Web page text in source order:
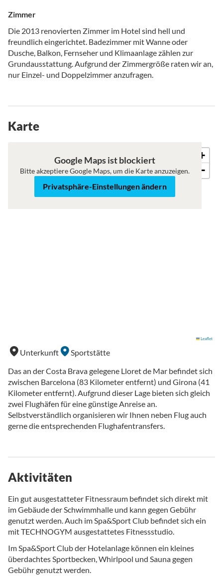
Zimmer
Die 2013 renovierten Zimmer im Hotel sind hell und
freundlich eingerichtet. Badezimmer mit Wanne oder
Dusche, Balkon, Fernseher und Klimaanlage zählen zur
Grundausstattung. Aufgrund der Zimmergröße raten wir an,
nur Einzel- und Doppelzimmer anzufragen.
Karte
Roadmap Satellit
+
−
Leaflet
Google Maps ist blockiert
Bitte akzeptiere Google Maps, um die Karte anzuzeigen.
Privatsphäre-Einstellungen ändern
Unterkunft
Sportstätte
Das an der Costa Brava gelegene Lloret de Mar befindet sich
zwischen Barcelona (83 Kilometer entfernt) und Girona (41
Kilometer entfernt). Aufgrund dieser Lage bieten sich gleich
zwei Flughäfen für eine günstige Anreise an.
Selbstverständlich organisieren wir Ihnen neben Flug auch
gerne die entsprechenden Flughafentransfers.
Aktivitäten
Ein gut ausgestatteter Fitnessraum befindet sich direkt mit
im Gebäude der Schwimmhalle und kann gegen Gebühr
genutzt werden. Auch im Spa&Sport Club befindet sich ein
mit TECHNOGYM ausgestattetes Fitnessstudio.
Im Spa&Sport Club der Hotelanlage können ein kleines
überdachtes Sportbecken, Whirlpool und Sauna gegen
Gebühr genutzt werden.